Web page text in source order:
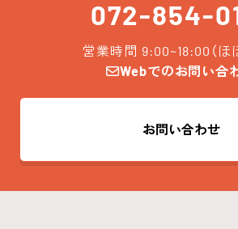
072-854-
営業時間 9:00~18:00（ほ
Webでのお問い合
お問い合わせ